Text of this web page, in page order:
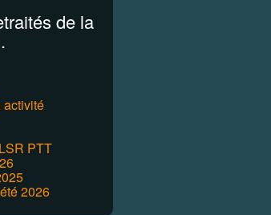
de la
activité
PTT
2026